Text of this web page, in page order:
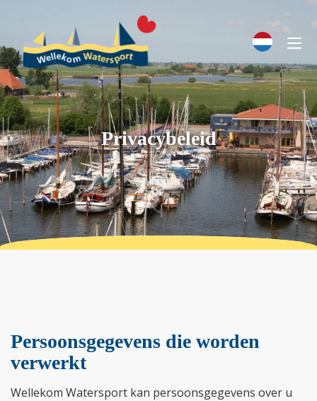
Privacybeleid
Persoonsgegevens die worden
verwerkt
Wellekom Watersport kan persoonsgegevens over u